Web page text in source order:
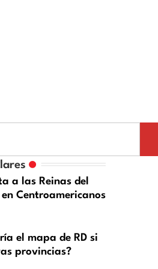
a las Reinas del
Centroamericanos
el mapa de RD si
provincias?